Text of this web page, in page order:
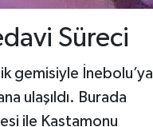
Süreci
gemisiyle İnebolu’ya
ulaşıldı. Burada
ile Kastamonu